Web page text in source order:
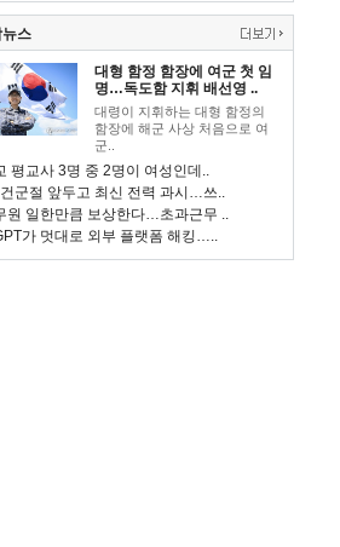
스
대형 함정 함장에 여군 첫 임
명…독도함 지휘 배선영 ..
대령이 지휘하는 대형 함정의
함장에 해군 사상 처음으로 여
군..
평교사 3명 중 2명이 여성인데..
군절 앞두고 최신 전력 과시…쓰..
원 일한만큼 보상한다…초과근무 ..
가 멋대로 외부 플랫폼 해킹…..